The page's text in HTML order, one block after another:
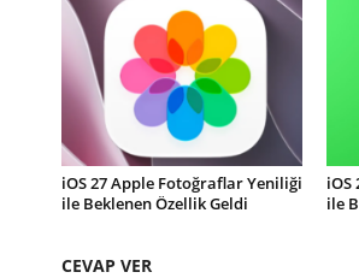
iOS 27 Apple Fotoğraflar Yeniliği
ile Beklenen Özellik Geldi
iOS
ile
CEVAP VER